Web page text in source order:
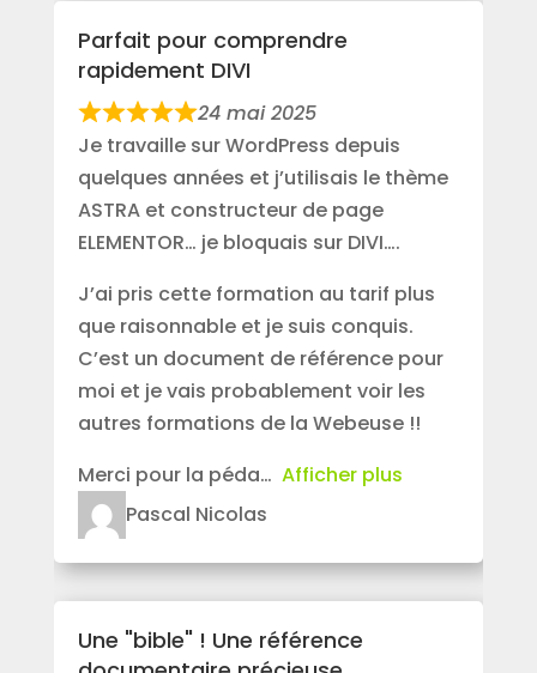
Parfait pour comprendre
rapidement DIVI
24 mai 2025
Je travaille sur WordPress depuis
quelques années et j’utilisais le thème
ASTRA et constructeur de page
ELEMENTOR… je bloquais sur DIVI….
J’ai pris cette formation au tarif plus
que raisonnable et je suis conquis.
C’est un document de référence pour
moi et je vais probablement voir les
autres formations de la Webeuse !!
Merci pour la péda
Afficher plus
Pascal Nicolas
Une "bible" ! Une référence